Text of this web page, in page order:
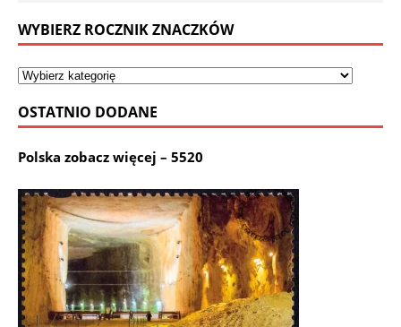
WYBIERZ ROCZNIK ZNACZKÓW
OSTATNIO DODANE
Polska zobacz więcej – 5520